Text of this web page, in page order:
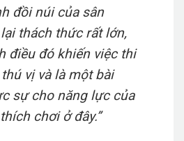
đồi núi của sân
thách thức rất lớn,
điều đó khiến việc thi
vị và là một bài
sự cho năng lực của
chơi ở đây.”